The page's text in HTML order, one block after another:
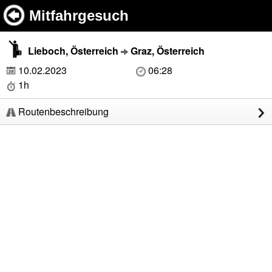
Mitfahrgesuch
Lieboch, Österreich
Graz, Österreich
10.02.2023
06:28
1h
Routenbeschreibung